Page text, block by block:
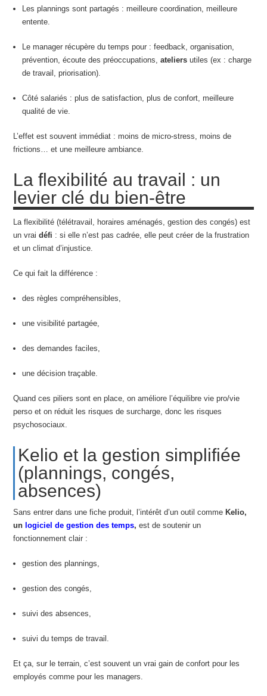
Les plannings sont partagés : meilleure coordination, meilleure
entente.
Le manager récupère du temps pour : feedback, organisation,
prévention, écoute des préoccupations,ateliers utiles (ex : charge
de travail, priorisation).
Côté salariés : plus de satisfaction, plus de confort, meilleure
qualité de vie.
L’effet est souvent immédiat : moins de micro-stress, moins de
frictions… et une meilleure ambiance.
La flexibilité au travail : un
levier clé du bien-être
La flexibilité (télétravail, horaires aménagés, gestion des congés) est
un vraidéfi : si elle n’est pas cadrée, elle peut créer de la frustration
et un climat d’injustice.
Ce qui fait la différence :
des règles compréhensibles,
une visibilité partagée,
des demandes faciles,
une décision traçable.
Quand ces piliers sont en place, on améliore l’équilibre vie pro/vie
perso et on réduit les risques de surcharge, donc les risques
psychosociaux.
Kelio et la gestion simplifiée
(plannings, congés,
absences)
Sans entrer dans une fiche produit, l’intérêt d’un outil commeKelio,
unlogiciel de gestion des temps, est de soutenir un
fonctionnement clair :
gestion des plannings,
gestion des congés,
suivi des absences,
suivi du temps de travail.
Et ça, sur le terrain, c’est souvent un vrai gain de confort pour les
employés comme pour les managers.